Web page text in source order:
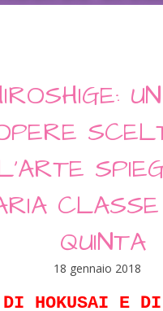
QUINTA
18 gennaio 2018
HOKUSAI E DI